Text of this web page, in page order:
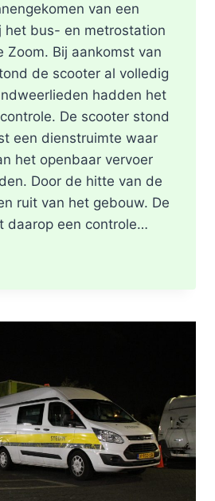
van een
het bus- en metrostation
Zoom. Bij aankomst van
de scooter al volledig
hadden het
De scooter stond
een dienstruimte waar
het openbaar vervoer
Door de hitte van de
ruit van het gebouw. De
daarop een controle…